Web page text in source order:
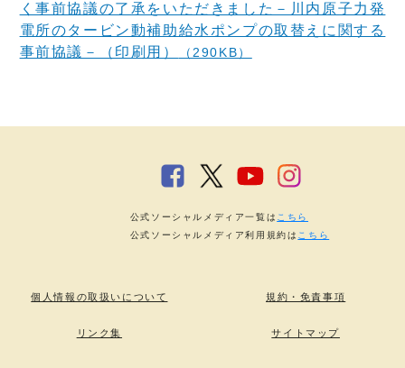
く事前協議の了承をいただきました－川内原子力発
電所のタービン動補助給水ポンプの取替えに関する
事前協議－（印刷用）
（290KB）
個人情報の取扱いについて 規約・免責事項
リンク集 サイトマップ
公式ソーシャルメディア一覧は こちら
公式ソーシャルメディア利用規約は こちら